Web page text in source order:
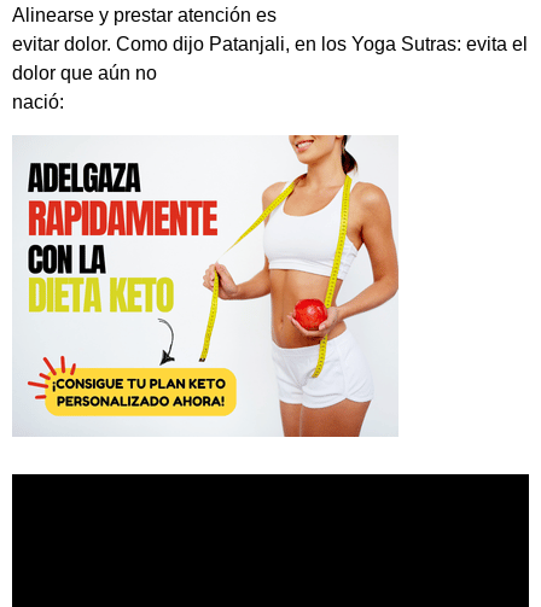
Alinearse y prestar atención es
evitar dolor. Como dijo Patanjali, en los Yoga Sutras: evita el
dolor que aún no
nació: